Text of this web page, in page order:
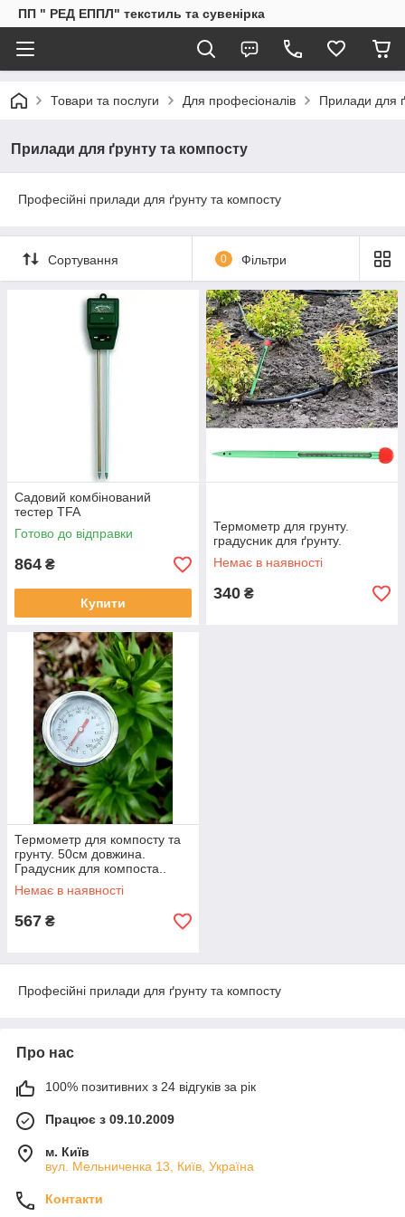
ПП " РЕД ЕППЛ" текстиль та сувенірка
Товари та послуги Для професіоналів Прилади для
Прилади для ґрунту та компосту
Професійні прилади для ґрунту та компосту
Сортування 0 Фільтри
Садовий комбінований
тестер TFA
Готово до відправки
864 ₴
Купити
Термометр для грунту.
градусник для ґрунту.
Немає в наявності
340 ₴
Термометр для компосту та
грунту. 50см довжина.
Градусник для компоста..
Немає в наявності
567 ₴
Професійні прилади для ґрунту та компосту
Про нас
100% позитивних з 24 відгуків за рік
Працює з 09.10.2009
м. Київ
вул. Мельниченка 13, Київ, Україна
Контакти